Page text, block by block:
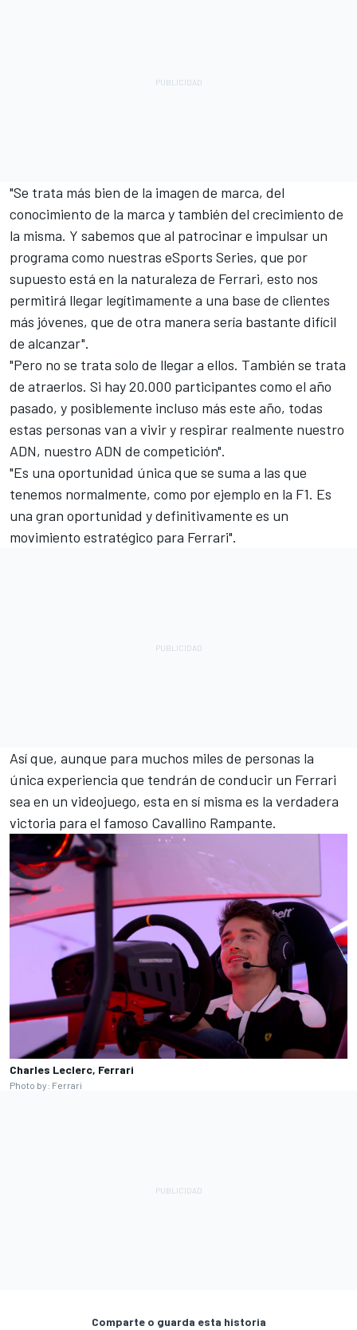
"Se trata más bien de la imagen de marca, del
conocimiento de la marca y también del crecimiento de
la misma. Y sabemos que al patrocinar e impulsar un
programa como nuestras eSports Series, que por
supuesto está en la naturaleza de Ferrari, esto nos
permitirá llegar legítimamente a una base de clientes
más jóvenes, que de otra manera sería bastante difícil
de alcanzar".
"Pero no se trata solo de llegar a ellos. También se trata
de atraerlos. Si hay 20.000 participantes como el año
pasado, y posiblemente incluso más este año, todas
estas personas van a vivir y respirar realmente nuestro
ADN, nuestro ADN de competición".
"Es una oportunidad única que se suma a las que
tenemos normalmente, como por ejemplo en la F1. Es
una gran oportunidad y definitivamente es un
movimiento estratégico para Ferrari".
Así que, aunque para muchos miles de personas la
única experiencia que tendrán de conducir un Ferrari
sea en un videojuego, esta en sí misma es la verdadera
victoria para el famoso Cavallino Rampante.
Charles Leclerc, Ferrari
Photo by: Ferrari
Comparte o guarda esta historia